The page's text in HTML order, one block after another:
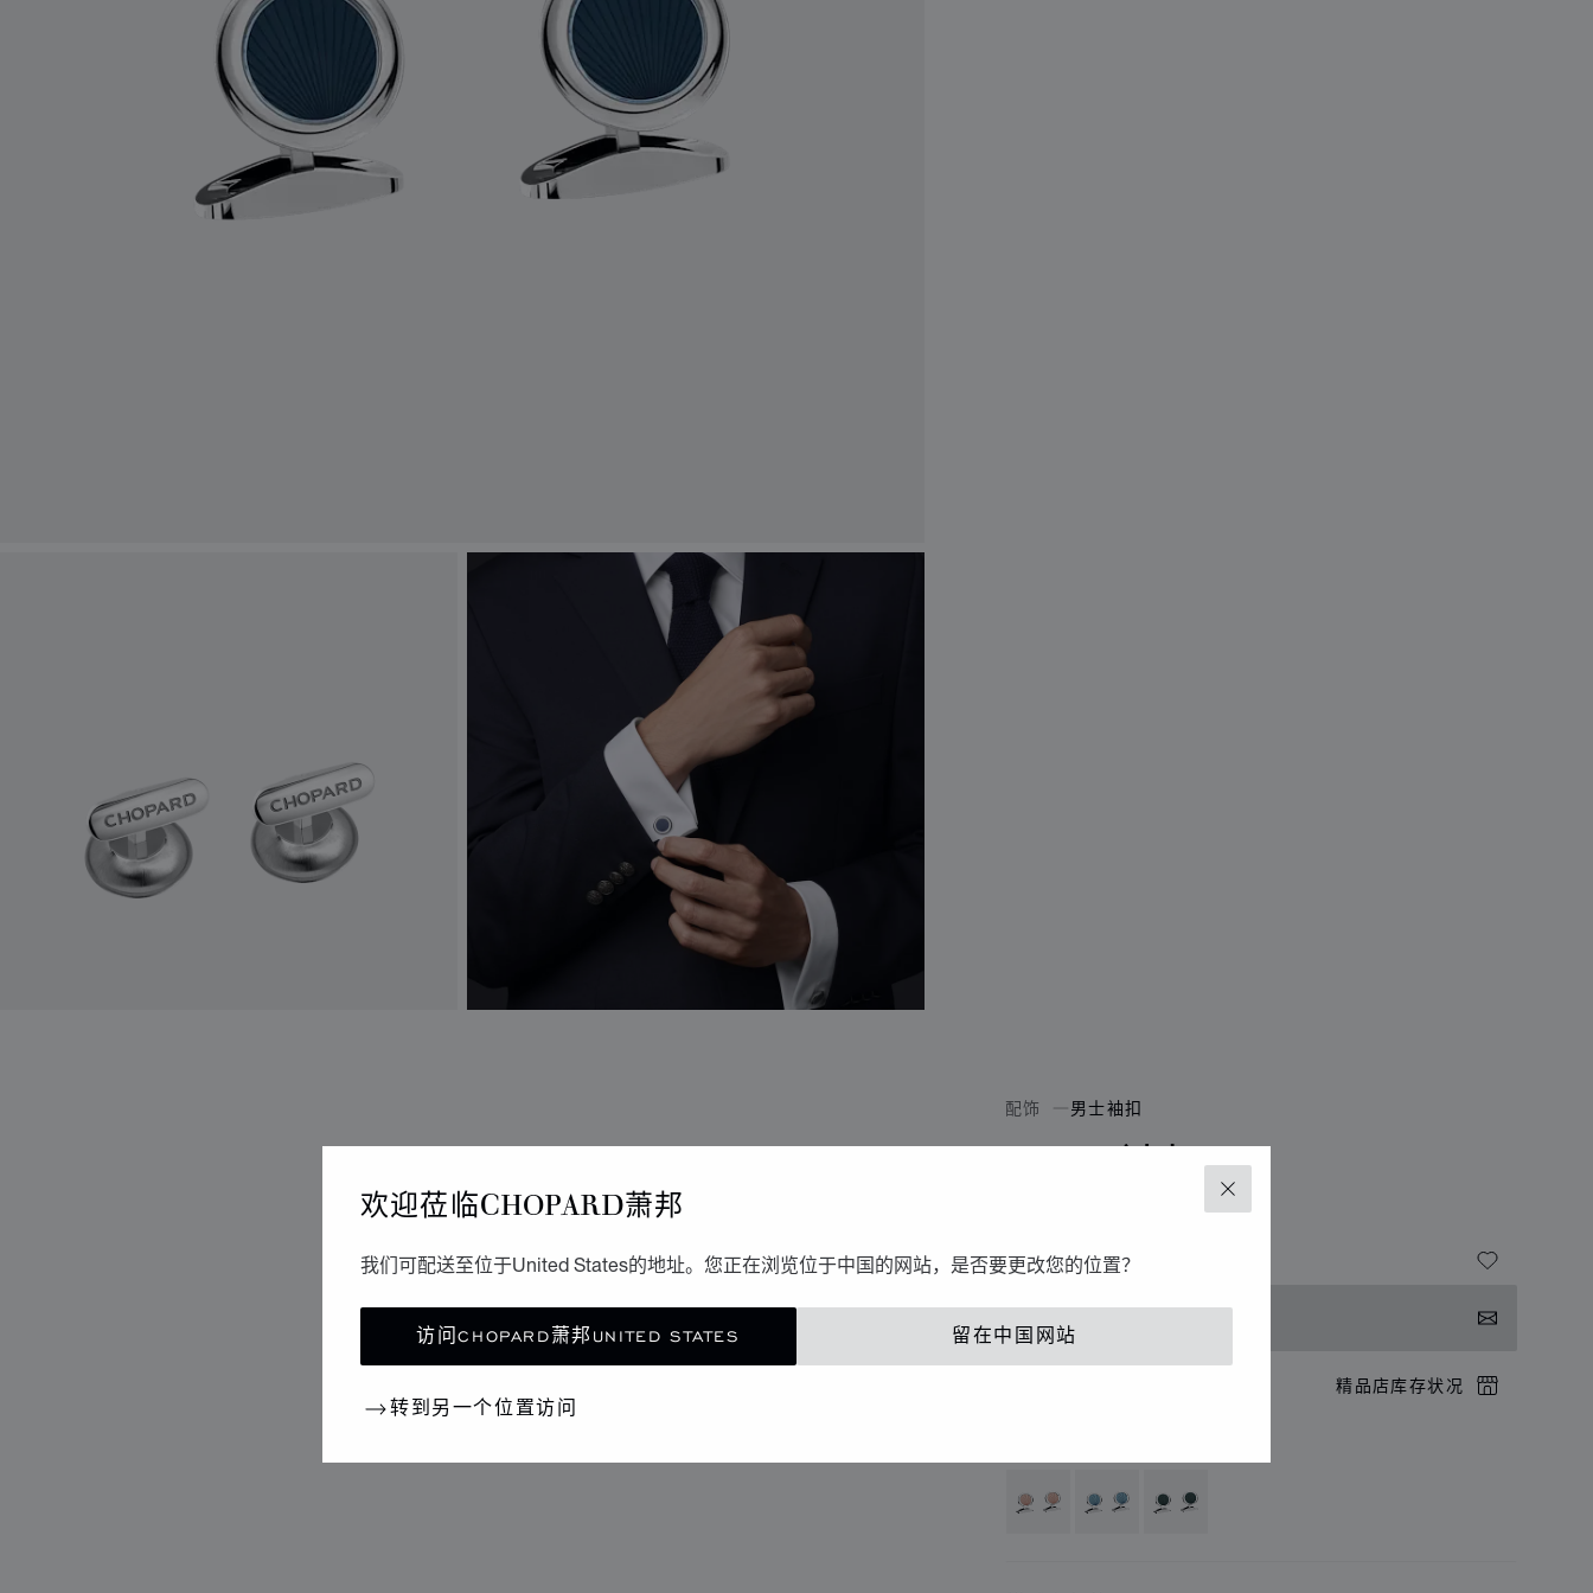
关闭
欢迎莅临CHOPARD萧邦
我们可配送至位于United States的地址。您正在浏览位于中国的网站，是否要更改您的位置？
访问CHOPARD萧邦UNITED STATES 留在中国网站
转到另一个位置访问
配饰 男士袖扣
L.U.C袖扣
精品店库存状况